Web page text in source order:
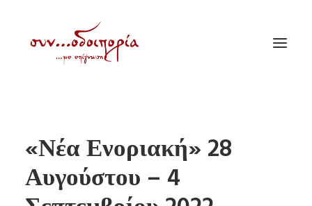
ΘΕΜΑΤΟΛΟΓΙΑ
ΑΝΑΚΟΙΝΩΣΕΙΣ
ΕΝΟΡΙΑ ΕΝ ΔΡΑΣΕΙ
«Νέα Ενοριακή» 28
Αυγούστου – 4